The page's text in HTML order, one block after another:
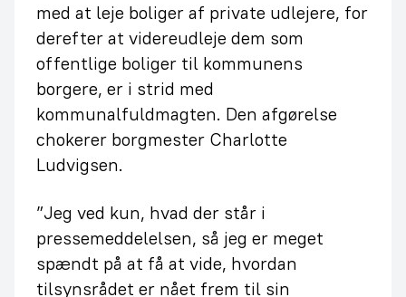
med at leje boliger af private udlejere, for
derefter at videreudleje dem som
offentlige boliger til kommunens
borgere, er i strid med
kommunalfuldmagten. Den afgørelse
chokerer borgmester Charlotte
Ludvigsen.
”Jeg ved kun, hvad der står i
pressemeddelelsen, så jeg er meget
spændt på at få at vide, hvordan
tilsynsrådet er nået frem til sin